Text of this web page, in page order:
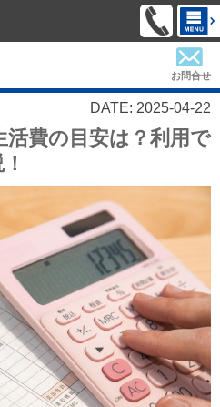
お問合せ
DATE: 2025-04-22
費の目安は？利用で